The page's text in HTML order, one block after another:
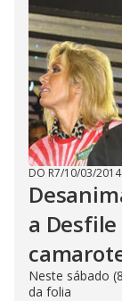
DO R7/10/03/2014
a
Neste sábado
da folia